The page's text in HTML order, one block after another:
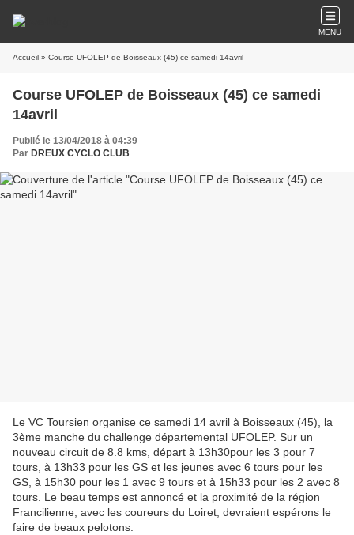
MENU
Accueil » Course UFOLEP de Boisseaux (45) ce samedi 14avril
Course UFOLEP de Boisseaux (45) ce samedi
14avril
Publié le 13/04/2018 à 04:39
Par DREUX CYCLO CLUB
Le VC Toursien organise ce samedi 14 avril à Boisseaux (45), la
3ème manche du challenge départemental UFOLEP. Sur un
nouveau circuit de 8.8 kms, départ à 13h30pour les 3 pour 7
tours, à 13h33 pour les GS et les jeunes avec 6 tours pour les
GS, à 15h30 pour les 1 avec 9 tours et à 15h33 pour les 2 avec 8
tours. Le beau temps est annoncé et la proximité de la région
Francilienne, avec les coureurs du Loiret, devraient espérons le
faire de beaux pelotons.